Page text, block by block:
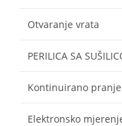
Otvaranje vrata
PERILICA SA
Kontinuirano
Elektronsko